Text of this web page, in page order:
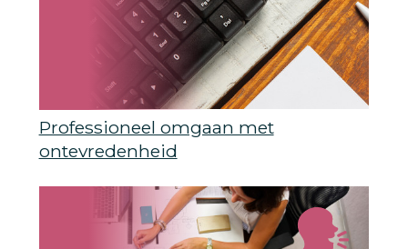
Professioneel omgaan met
ontevredenheid